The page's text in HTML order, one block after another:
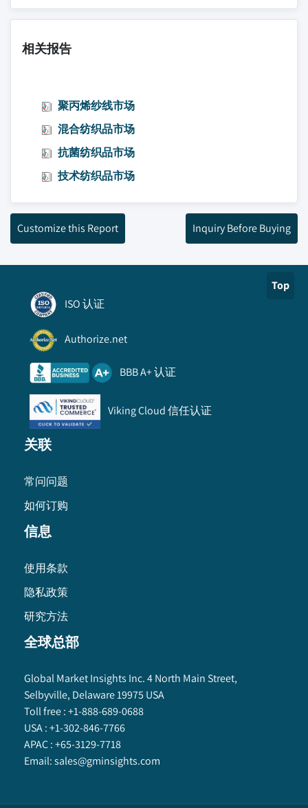
相关报告
聚丙烯纱线市场
混合纺织品市场
抗菌纺织品市场
技术纺织品市场
Customize this Report Inquiry Before Buying
Top
ISO 认证
Authorize.net
BBB A+ 认证
Viking Cloud 信任认证
关联
常问问题
如何订购
信息
使用条款
隐私政策
研究方法
全球总部
Global Market Insights Inc. 4 North Main Street,
Selbyville, Delaware 19975 USA
Toll free :+1-888-689-0688
USA :+1-302-846-7766
APAC :+65-3129-7718
Email:sales@gminsights.com